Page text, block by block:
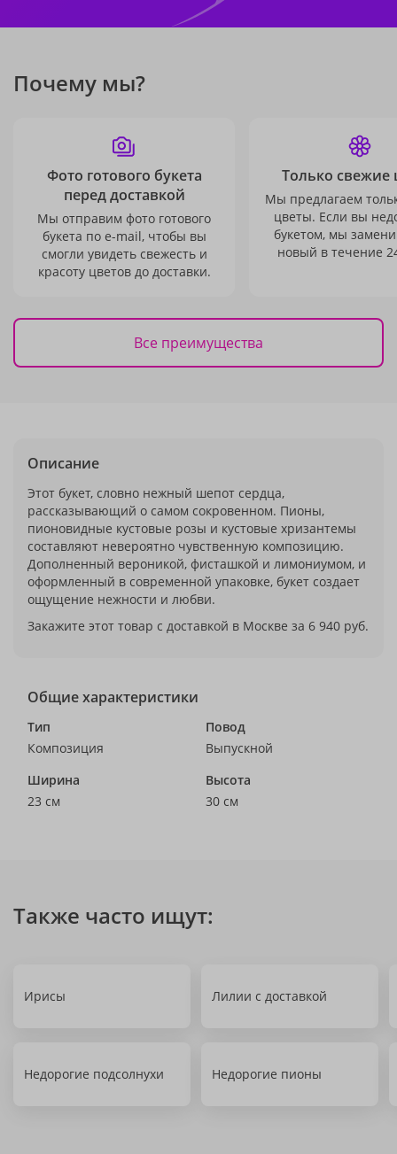
Почему мы?
Фото готового букета
перед доставкой
Мы отправим фото готового
букета по e-mail, чтобы вы
смогли увидеть свежесть и
красоту цветов до доставки.
Только свежие
Мы предлагаем
цветы. Если вы
букетом, мы
новый в течение
Все преимущества
Описание
Этот букет, словно нежный шепот сердца,
рассказывающий о самом сокровенном. Пионы,
пионовидные кустовые розы и кустовые хризантемы
составляют невероятно чувственную композицию.
Дополненный вероникой, фисташкой и лимониумом, и
оформленный в современной упаковке, букет создает
ощущение нежности и любви.
Закажите этот товар с доставкой в Москве за 6 940 руб.
Общие характеристики
Тип
Композиция
Повод
Выпускной
Ширина
23 см
Высота
30 см
Также часто ищут:
Ирисы Лилии с доставкой
Недорогие подсолнухи Недорогие пионы